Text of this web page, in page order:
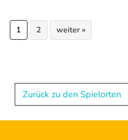
Seite
1 Seite
2 weiter »
Zurück zu den Spielorten